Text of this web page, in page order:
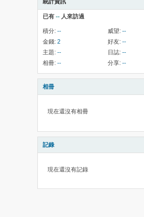
統計資訊
已有 -- 人來訪過
積分: -- 威望: --
金錢: 2 好友: --
主題: -- 日誌: --
相冊: -- 分享: --
相冊
現在還沒有相冊
記錄
現在還沒有記錄